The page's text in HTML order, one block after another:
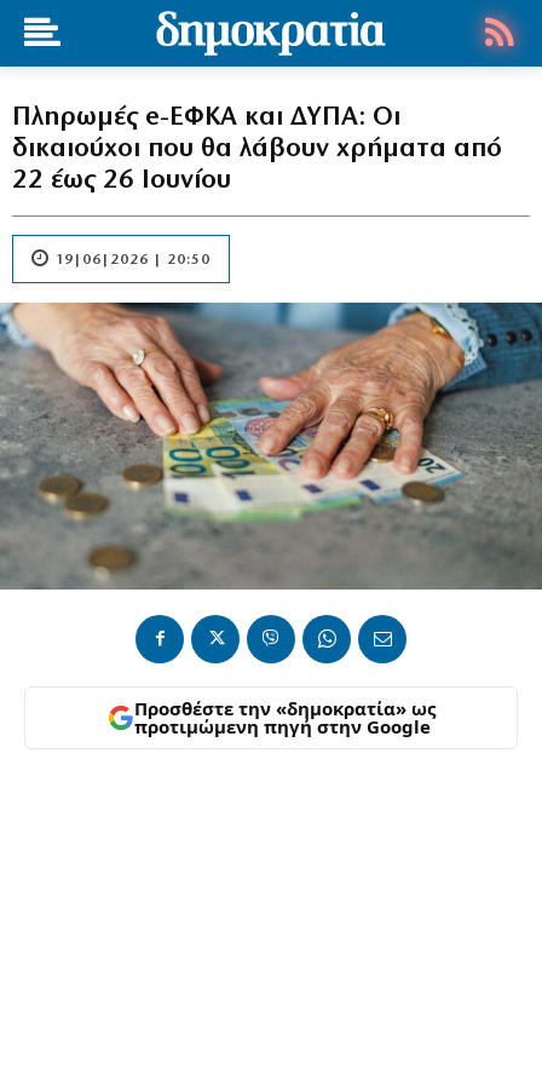
Πληρωμές e-ΕΦΚΑ και ΔΥΠΑ: Οι
δικαιούχοι που θα λάβουν χρήματα από
22 έως 26 Ιουνίου
19|06|2026 | 20:50
Προσθέστε την «δημοκρατία» ως
προτιμώμενη πηγή στην Google